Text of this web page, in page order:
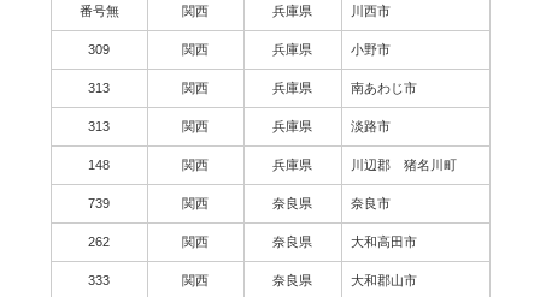
番号無 関西 兵庫県 川西市
309 関西 兵庫県 小野市
313 関西 兵庫県 南あわじ市
313 関西 兵庫県 淡路市
148 関西 兵庫県 川辺郡 猪名川町
739 関西 奈良県 奈良市
262 関西 奈良県 大和高田市
333 関西 奈良県 大和郡山市